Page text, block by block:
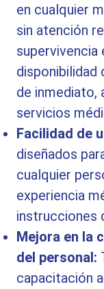
en cualquier
sin atención
supervivencia
disponibilidad
de inmediato,
servicios
Facilidad de
diseñados
cualquier
experiencia
instrucciones
Mejora en la
del personal:
capacitación